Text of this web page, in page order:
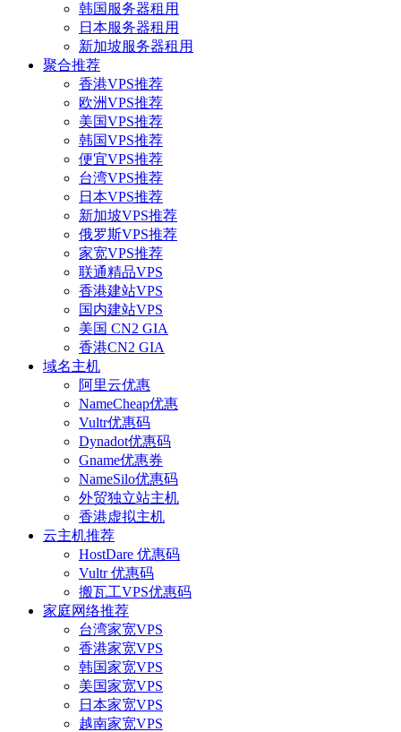
韩国服务器租用
日本服务器租用
新加坡服务器租用
聚合推荐
香港VPS推荐
欧洲VPS推荐
美国VPS推荐
韩国VPS推荐
便宜VPS推荐
台湾VPS推荐
日本VPS推荐
新加坡VPS推荐
俄罗斯VPS推荐
家宽VPS推荐
联通精品VPS
香港建站VPS
国内建站VPS
美国 CN2 GIA
香港CN2 GIA
域名主机
阿里云优惠
NameCheap优惠
Vultr优惠码
Dynadot优惠码
Gname优惠券
NameSilo优惠码
外贸独立站主机
香港虚拟主机
云主机推荐
HostDare 优惠码
Vultr 优惠码
搬瓦工VPS优惠码
家庭网络推荐
台湾家宽VPS
香港家宽VPS
韩国家宽VPS
美国家宽VPS
日本家宽VPS
越南家宽VPS